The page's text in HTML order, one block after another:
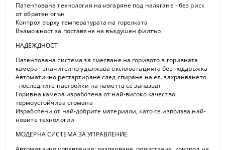
Патентована технология на изгаряне под налягане - без риск
от обратен огън
Контрол върху температурата на горелката
Възможност за поставяне на въздушен филтър
НАДЕЖДНОСТ
Патентована система за смесване на горивото в горивната
камера - значително удължава експлоатацията без поддръжка
Автоматично рестартиране след спиране на ел. захранването
- последните настройки на паметта се запазват
Горивна камера изработена от най-високо качество
термоустойчива стомана
Изработени от най-добрите материали, като се използва най-
новите технологии
МОДЕРНА СИСТЕМА ЗА УПРАВЛЕНИЕ